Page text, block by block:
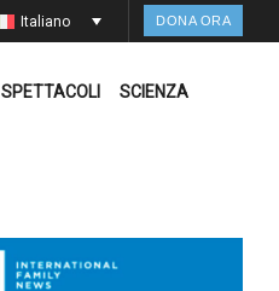
Italiano DONA ORA
SPETTACOLI SCIENZA